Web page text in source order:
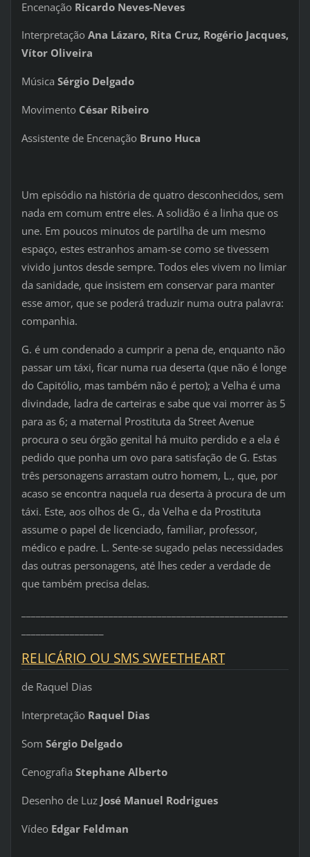
Encenação Ricardo Neves-Neves
Interpretação Ana Lázaro, Rita Cruz, Rogério Jacques,
Vítor Oliveira
Música Sérgio Delgado
Movimento César Ribeiro
Assistente de Encenação Bruno Huca
Um episódio na história de quatro desconhecidos, sem
nada em comum entre eles. A solidão é a linha que os
une. Em poucos minutos de partilha de um mesmo
espaço, estes estranhos amam-se como se tivessem
vivido juntos desde sempre. Todos eles vivem no limiar
da sanidade, que insistem em conservar para manter
esse amor, que se poderá traduzir numa outra palavra:
companhia.
G. é um condenado a cumprir a pena de, enquanto não
passar um táxi, ficar numa rua deserta (que não é longe
do Capitólio, mas também não é perto); a Velha é uma
divindade, ladra de carteiras e sabe que vai morrer às 5
para as 6; a maternal Prostituta da Street Avenue
procura o seu órgão genital há muito perdido e a ela é
pedido que ponha um ovo para satisfação de G. Estas
três personagens arrastam outro homem, L., que, por
acaso se encontra naquela rua deserta à procura de um
táxi. Este, aos olhos de G., da Velha e da Prostituta
assume o papel de licenciado, familiar, professor,
médico e padre. L. Sente-se sugado pelas necessidades
das outras personagens, até lhes ceder a verdade de
que também precisa delas.
RELICÁRIO OU SMS SWEETHEART
de Raquel Dias
Interpretação Raquel Dias
Som Sérgio Delgado
Cenografia Stephane Alberto
Desenho de Luz José Manuel Rodrigues
Vídeo Edgar Feldman